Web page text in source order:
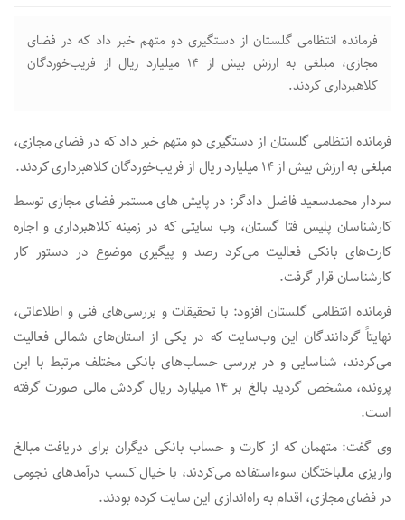
فرمانده انتظامی گلستان از دستگیری دو متهم خبر داد که در فضای
مجازی، مبلغی به ارزش بیش از ۱۴ میلیارد ریال از فریب‌خوردگان
کلاهبرداری کردند.
فرمانده انتظامی گلستان از دستگیری دو متهم خبر داد که در فضای مجازی،
مبلغی به ارزش بیش از ۱۴ میلیارد ریال از فریب‌خوردگان کلاهبرداری کردند.
سردار محمدسعید فاضل دادگر: در پایش های مستمر فضای مجازی توسط
کارشناسان پلیس فتا گستان، وب سایتی که در زمینه کلاهبرداری و اجاره
کارت‌های بانکی فعالیت می‌کرد رصد و پیگیری موضوع در دستور کار
کارشناسان قرار گرفت.
فرمانده انتظامی گلستان افزود: با تحقیقات و بررسی‌های فنی و اطلاعاتی،
نهایتاً گردانندگان این وب‌سایت که در یکی از استان‌های شمالی فعالیت
می‌کردند، شناسایی و در بررسی حساب‌های بانکی مختلف مرتبط با این
پرونده، مشخص گردید بالغ بر ۱۴ میلیارد ریال گردش مالی صورت گرفته
است.
وی گفت: متهمان که از کارت و حساب بانکی دیگران برای دریافت مبالغ
واریزی مالباختگان سوءاستفاده می‌کردند، با خیال کسب درآمدهای نجومی
در فضای مجازی، اقدام به راه‌اندازی این سایت کرده بودند.